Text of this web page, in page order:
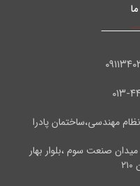
مهندسی،ساختمان پادرا
صنعت سوم ،بلوار بهار